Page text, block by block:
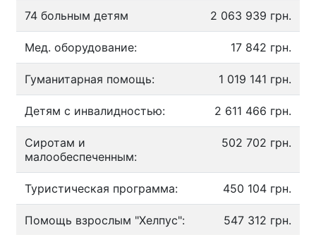
74 больным детям 2 063 939 грн.
Мед. оборудование: 17 842 грн.
Гуманитарная помощь: 1 019 141 грн.
Детям с инвалидностью: 2 611 466 грн.
Сиротам и
малообеспеченным:
502 702 грн.
Туристическая программа: 450 104 грн.
Помощь взрослым "Хелпус": 547 312 грн.